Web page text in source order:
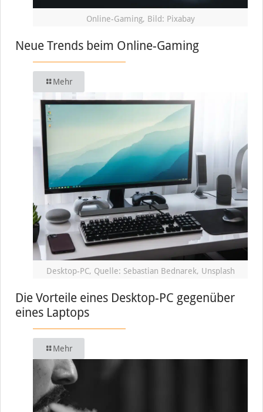
Online-Gaming, Bild: Pixabay
Neue Trends beim Online-Gaming
Mehr
Desktop-PC, Quelle: Sebastian Bednarek, Unsplash
Die Vorteile eines Desktop-PC gegenüber
eines Laptops
Mehr